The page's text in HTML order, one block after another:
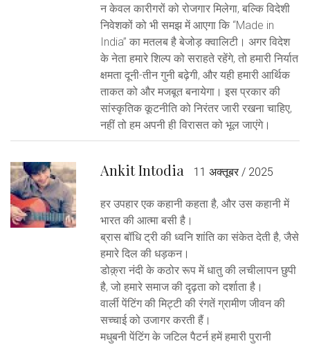
न केवल कारीगरों को रोजगार मिलेगा, बल्कि विदेशी
निवेशकों को भी समझ में आएगा कि “Made in
India” का मतलब है बेजोड़ क्वालिटी। अगर विदेश
के नेता हमारे शिल्प को सराहते रहेंगे, तो हमारी निर्यात
क्षमता दूनी-तीन गुनी बढ़ेगी, और यही हमारी आर्थिक
ताकत को और मजबूत बनायेगा। इस प्रकार की
सांस्कृतिक कूटनीति को निरंतर जारी रखना चाहिए,
नहीं तो हम अपनी ही विरासत को भूल जाएंगे।
Ankit Intodia 11 अक्तूबर / 2025
हर उपहार एक कहानी कहता है, और उस कहानी में
भारत की आत्मा बसी है।
ब्रास बॉधि ट्री की ध्वनि शांति का संकेत देती है, जैसे
हमारे दिल की धड़कन।
डोक़्रा नंदी के कठोर रूप में धातु की लचीलापन छुपी
है, जो हमारे समाज की दृढ़ता को दर्शाता है।
वार्ली पेंटिंग की मिट्टी की रंगतें ग्रामीण जीवन की
सच्चाई को उजागर करती हैं।
मधुबनी पेंटिंग के जटिल पैटर्न हमें हमारी पुरानी